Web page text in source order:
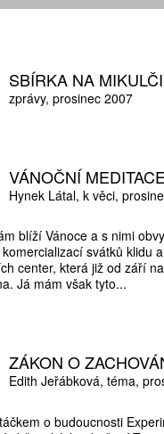
SBÍRKA NA
zprávy prosinec 2007
VÁNOČNÍ MEDITACE
Hynek Látal k věci
blíží Vánoce a s nimi
svátků klidu
center, která již od září
Já mám však tyto...
ZÁKON O
Edith Jeřábková téma
o budoucnosti